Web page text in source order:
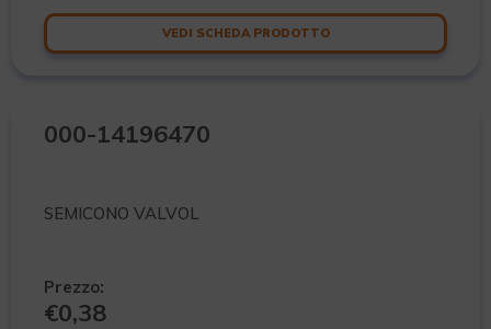
VEDI SCHEDA PRODOTTO
000-14196470
SEMICONO VALVOL
Prezzo:
€0,38